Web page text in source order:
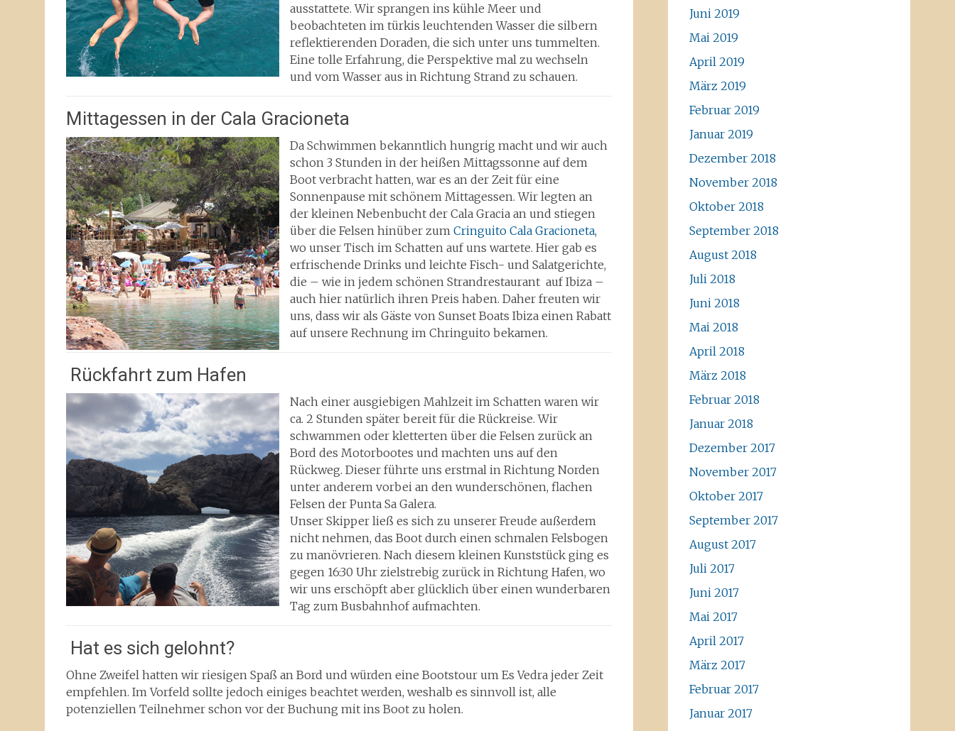
ausstattete. Wir sprangen ins kühle Meer und
beobachteten im türkis leuchtenden Wasser die silbern
reflektierenden Doraden, die sich unter uns tummelten.
Eine tolle Erfahrung, die Perspektive mal zu wechseln
und vom Wasser aus in Richtung Strand zu schauen.
Mittagessen in der Cala Gracioneta
Da Schwimmen bekanntlich hungrig macht und wir auch
schon 3 Stunden in der heißen Mittagssonne auf dem
Boot verbracht hatten, war es an der Zeit für eine
Sonnenpause mit schönem Mittagessen. Wir legten an
der kleinen Nebenbucht der Cala Gracia an und stiegen
über die Felsen hinüber zum Cringuito Cala Gracioneta,
wo unser Tisch im Schatten auf uns wartete. Hier gab es
erfrischende Drinks und leichte Fisch- und Salatgerichte,
die – wie in jedem schönen Strandrestaurant auf Ibiza –
auch hier natürlich ihren Preis haben. Daher freuten wir
uns, dass wir als Gäste von Sunset Boats Ibiza einen Rabatt
auf unsere Rechnung im Chringuito bekamen.
Rückfahrt zum Hafen
Nach einer ausgiebigen Mahlzeit im Schatten waren wir
ca. 2 Stunden später bereit für die Rückreise. Wir
schwammen oder kletterten über die Felsen zurück an
Bord des Motorbootes und machten uns auf den
Rückweg. Dieser führte uns erstmal in Richtung Norden
unter anderem vorbei an den wunderschönen, flachen
Felsen der Punta Sa Galera.
Unser Skipper ließ es sich zu unserer Freude außerdem
nicht nehmen, das Boot durch einen schmalen Felsbogen
zu manövrieren. Nach diesem kleinen Kunststück ging es
gegen 16:30 Uhr zielstrebig zurück in Richtung Hafen, wo
wir uns erschöpft aber glücklich über einen wunderbaren
Tag zum Busbahnhof aufmachten.
Hat es sich gelohnt?
Ohne Zweifel hatten wir riesigen Spaß an Bord und würden eine Bootstour um Es Vedra jeder Zeit
empfehlen. Im Vorfeld sollte jedoch einiges beachtet werden, weshalb es sinnvoll ist, alle
potenziellen Teilnehmer schon vor der Buchung mit ins Boot zu holen.
Juni 2019
Mai 2019
April 2019
März 2019
Februar 2019
Januar 2019
Dezember 2018
November 2018
Oktober 2018
September 2018
August 2018
Juli 2018
Juni 2018
Mai 2018
April 2018
März 2018
Februar 2018
Januar 2018
Dezember 2017
November 2017
Oktober 2017
September 2017
August 2017
Juli 2017
Juni 2017
Mai 2017
April 2017
März 2017
Februar 2017
Januar 2017